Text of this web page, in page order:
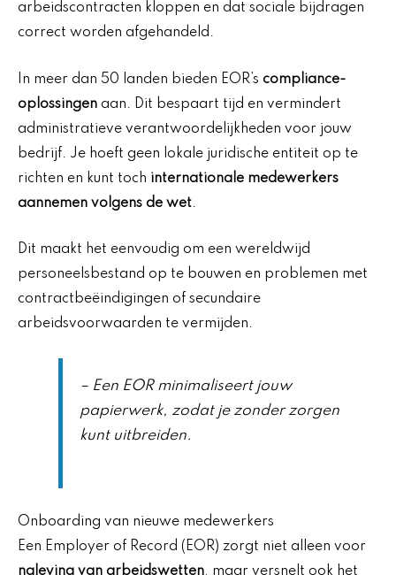
arbeidscontracten kloppen en dat sociale bijdragen
correct worden afgehandeld.
In meer dan 50 landen bieden EOR’s compliance-
oplossingen aan. Dit bespaart tijd en vermindert
administratieve verantwoordelijkheden voor jouw
bedrijf. Je hoeft geen lokale juridische entiteit op te
richten en kunt toch internationale medewerkers
aannemen volgens de wet.
Dit maakt het eenvoudig om een wereldwijd
personeelsbestand op te bouwen en problemen met
contractbeëindigingen of secundaire
arbeidsvoorwaarden te vermijden.
– Een EOR minimaliseert jouw
papierwerk, zodat je zonder zorgen
kunt uitbreiden.
Onboarding van nieuwe medewerkers
Een Employer of Record (EOR) zorgt niet alleen voor
naleving van arbeidswetten, maar versnelt ook het